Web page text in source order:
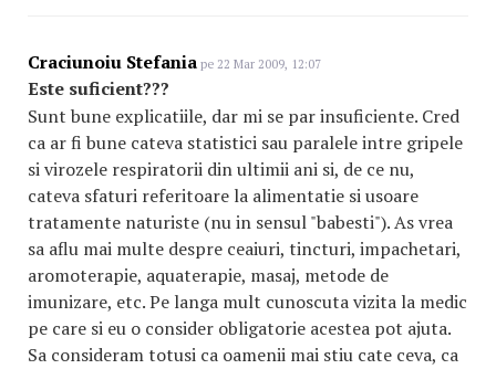
Craciunoiu Stefania pe 22 Mar 2009, 12:07
Este suficient???
Sunt bune explicatiile, dar mi se par insuficiente. Cred
ca ar fi bune cateva statistici sau paralele intre gripele
si virozele respiratorii din ultimii ani si, de ce nu,
cateva sfaturi referitoare la alimentatie si usoare
tratamente naturiste (nu in sensul "babesti"). As vrea
sa aflu mai multe despre ceaiuri, tincturi, impachetari,
aromoterapie, aquaterapie, masaj, metode de
imunizare, etc. Pe langa mult cunoscuta vizita la medic
pe care si eu o consider obligatorie acestea pot ajuta.
Sa consideram totusi ca oamenii mai stiu cate ceva, ca